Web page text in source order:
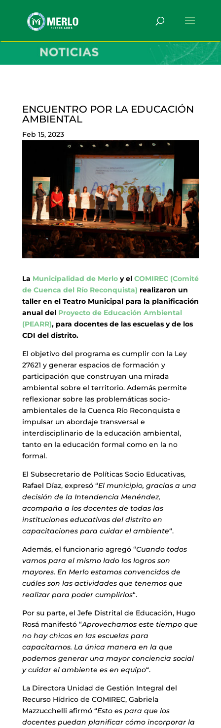
ENCUENTRO POR LA EDUCACIÓN
AMBIENTAL
Feb 15, 2023
La Municipalidad de Merloy el COMIREC (Comité
de Cuenca del Río Reconquista) realizaron un
taller en el Teatro Municipal para la planificación
anual del Proyecto de Educación Ambiental
(PEARR), para docentes de las escuelas y de los
CDI del distrito.
El objetivo del programa es cumplir con la Ley
27621 y generar espacios de formación y
participación que construyan una mirada
ambiental sobre el territorio. Además permite
reflexionar sobre las problemáticas socio-
ambientales de la Cuenca Río Reconquista e
impulsar un abordaje transversal e
interdisciplinario de la educación ambiental,
tanto en la educación formal como en la no
formal.
El Subsecretario de Políticas Socio Educativas,
Rafael Díaz, expresó “El municipio, gracias a una
decisión de la Intendencia Menéndez,
acompaña a los docentes de todas las
instituciones educativas del distrito en
capacitaciones para cuidar el ambiente“.
Además, el funcionario agregó “Cuando todos
vamos para el mismo lado los logros son
mayores. En Merlo estamos convencidos de
cuáles son las actividades que tenemos que
realizar para poder cumplirlos“.
Por su parte, el Jefe Distrital de Educación, Hugo
Rosá manifestó “Aprovechamos este tiempo que
no hay chicos en las escuelas para
capacitarnos. La única manera en la que
podemos generar una mayor conciencia social
y cuidar el ambiente es en equipo“.
La Directora Unidad de Gestión Integral del
Recurso Hídrico de COMIREC, Gabriela
Mazzucchelli afirmó “Esto es para que los
docentes puedan planificar cómo incorporar la